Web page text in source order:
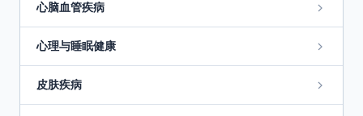
心脑血管疾病
心理与睡眠健康
皮肤疾病